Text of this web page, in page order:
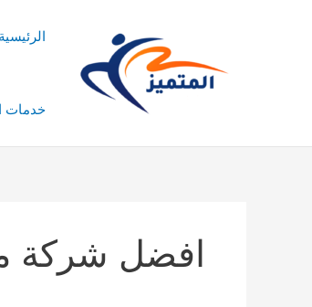
الرئيسية
خدمات
افضل شركة